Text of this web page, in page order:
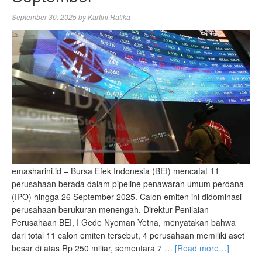
September 30, 2025byKartini Ratika
emasharini.id – Bursa Efek Indonesia (BEI) mencatat 11
perusahaan berada dalam pipeline penawaran umum perdana
(IPO) hingga 26 September 2025. Calon emiten ini didominasi
perusahaan berukuran menengah. Direktur Penilaian
Perusahaan BEI, I Gede Nyoman Yetna, menyatakan bahwa
dari total 11 calon emiten tersebut, 4 perusahaan memiliki aset
besar di atas Rp 250 miliar, sementara 7 … [Read more…]